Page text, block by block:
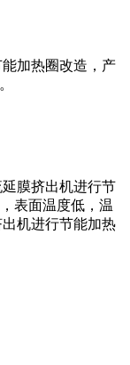
加热圈改造，产
膜挤出机进行节
表面温度低，温
机进行节能加热